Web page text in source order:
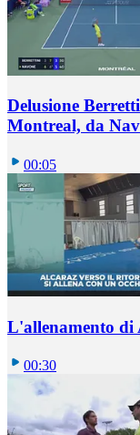
Delusione
Montreal, da
00:05
L'allenamento di
00:30